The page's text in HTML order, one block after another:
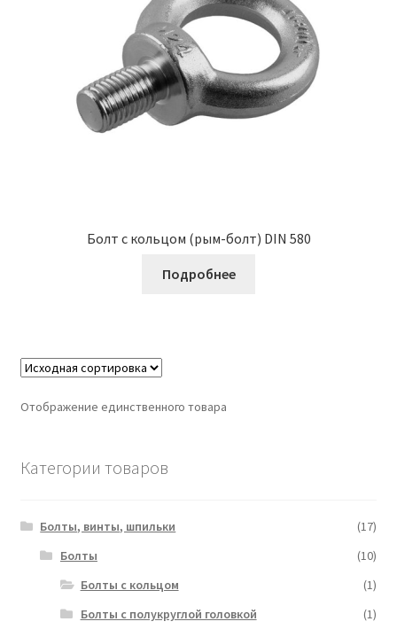
Болт с кольцом (рым-болт) DIN 580
Подробнее
Отображение единственного товара
Категории товаров
Болты, винты, шпильки
(17)
Болты
(10)
Болты с кольцом
(1)
Болты с полукруглой головкой
(1)